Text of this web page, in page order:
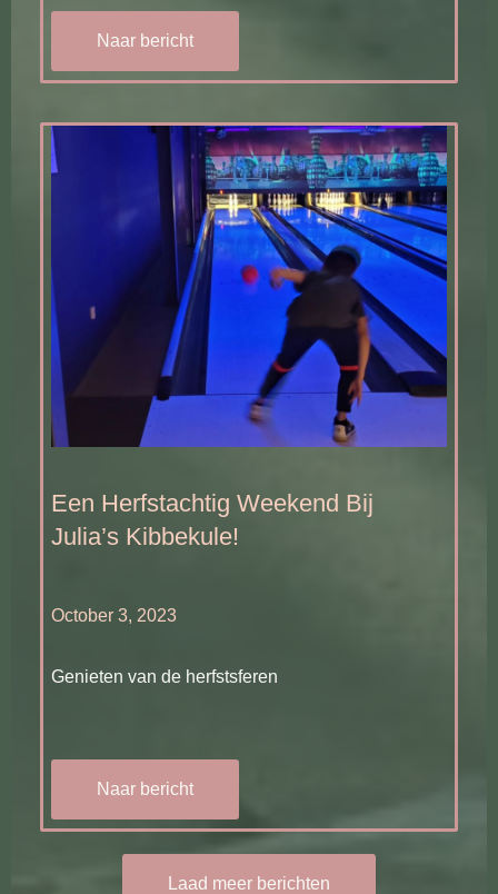
Naar bericht
Een Herfstachtig Weekend Bij
Julia’s Kibbekule!
October 3, 2023
Genieten van de herfstsferen
Naar bericht
Laad meer berichten